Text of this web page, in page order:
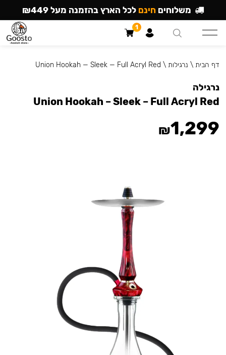
דף הבית \ נרגילות \
Union Hookah — Sleek — Full Acryl Red
נרגילה
Union Hookah – Sleek – Full Acryl Red
₪1,299
משלוחים חינם לכל הארץ בהזמנה מעל ₪449
1